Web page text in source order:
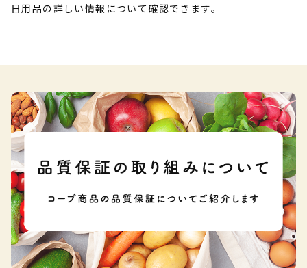
日用品の詳しい情報について確認できます。